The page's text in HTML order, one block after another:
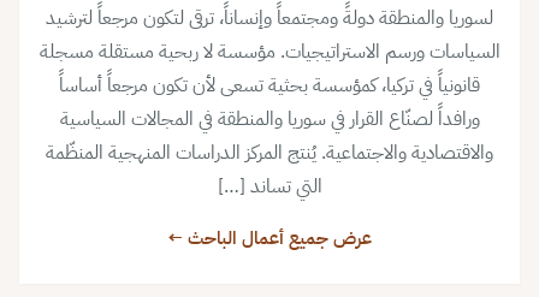
لسوريا والمنطقة دولةً ومجتمعاً وإنساناً، ترقى لتكون مرجعاً لترشيد
السياسات ورسم الاستراتيجيات. مؤسسة لا ربحية مستقلة مسجلة
قانونياً في تركيا، كمؤسسة بحثية تسعى لأن تكون مرجعاً أساساً
ورافداً لصنّاع القرار في سوريا والمنطقة في المجالات السياسية
والاقتصادية والاجتماعية. يُنتج المركز الدراسات المنهجية المنظّمة
التي تساند […]
عرض جميع أعمال الباحث ←